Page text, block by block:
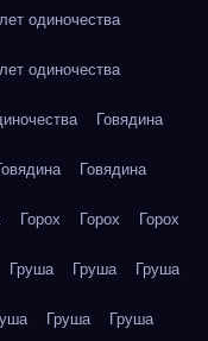
одиночества
одиночества
Говядина
Говядина
Горох Горох Горох
Груша Груша Груша
Груша Груша